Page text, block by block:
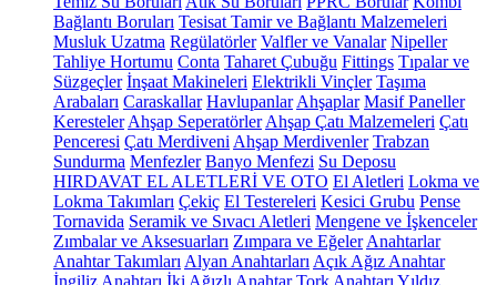
Bağlantı Boruları Tesisat Tamir ve Bağlantı Malzemeleri
Musluk Uzatma Regülatörler Valfler ve Vanalar Nipeller
Tahliye Hortumu Conta Taharet Çubuğu Fittings Tıpalar ve
Süzgeçler İnşaat Makineleri Elektrikli Vinçler Taşıma
Arabaları Caraskallar Havlupanlar Ahşaplar Masif Paneller
Keresteler Ahşap Seperatörler Ahşap Çatı Malzemeleri Çatı
Penceresi Çatı Merdiveni Ahşap Merdivenler Trabzan
Sundurma Menfezler Banyo Menfezi Su Deposu
HIRDAVAT EL ALETLERİ VE OTO El Aletleri Lokma ve
Lokma Takımları Çekiç El Testereleri Kesici Grubu Pense
Tornavida Seramik ve Sıvacı Aletleri Mengene ve İşkenceler
Zımbalar ve Aksesuarları Zımpara ve Eğeler Anahtarlar
Anahtar Takımları Alyan Anahtarları Açık Ağız Anahtar
İngiliz Anahtarı İki Ağızlı Anahtar Tork Anahtarı Yıldız